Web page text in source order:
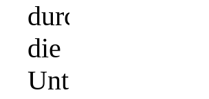
durch
die
Unterwasserwelt